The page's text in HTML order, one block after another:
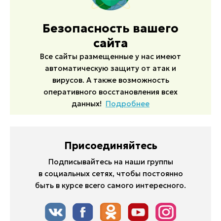
Безопасность вашего
сайта
Все сайты размещенные у нас имеют
автоматическую защиту от атак и
вирусов. А также возможность
оперативного восстановления всех
данных! Подробнее
Присоединяйтесь
Подписывайтесь на наши группы
в социальных сетях, чтобы постоянно
быть в курсе всего самого интересного.